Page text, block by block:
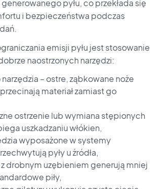
pyłu, co przekłada się
i bezpieczeństwa podczas
emisji pyłu jest stosowanie
naostrzonych narzędzi:
– ostre, ząbkowane noże
materiał zamiast go
ostrzenie lub wymiana stępionych
uszkadzaniu włókien,
wyposażone w systemy
pyły u źródła,
drobnym uzębieniem generują mniej
piły,